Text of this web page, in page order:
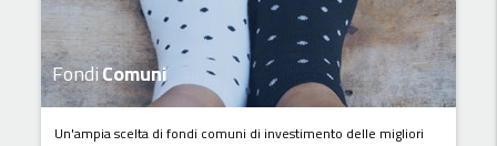
FondiComuni
Un'ampia scelta di fondi comuni di investimento delle migliori